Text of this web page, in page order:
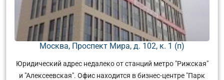
Москва, Проспект Мира, д. 102, к. 1 (п)
Юридический адрес недалеко от станций метро "Рижская"
и "Алексеевская". Офис находится в бизнес-центре "Парк